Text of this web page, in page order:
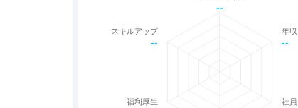
--
年
--
社
福利厚生
スキルアップ
--